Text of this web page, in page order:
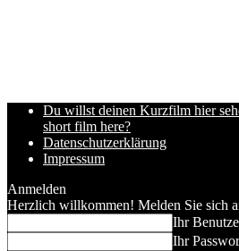
Du willst deinen Kurzfilm hier
short film here?
Datenschutzerklärung
Impressum
Anmelden
Herzlich willkommen! Melden Sie sich
Ihr
Ihr